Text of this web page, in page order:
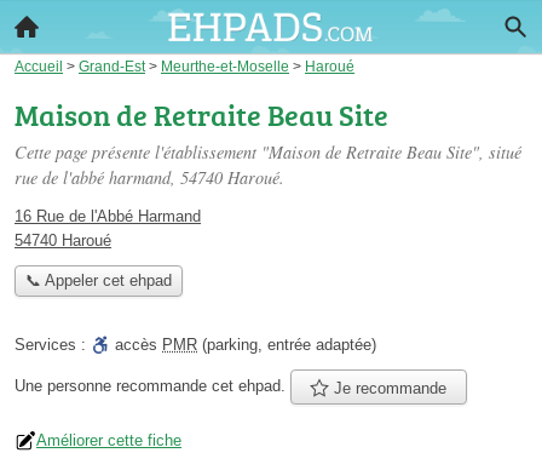
Accueil > Grand-Est> Meurthe-et-Moselle > Haroué
Maison de Retraite Beau Site
Cette page présente l'établissement "Maison de Retraite Beau Site", situé
rue de l'abbé harmand, 54740 Haroué.
16 Rue de l'Abbé Harmand
54740 Haroué
📞 Appeler cet ehpad
Services : accès PMR (parking, entrée adaptée)
Une personne recommande cet ehpad. Je recommande
Améliorer cette fiche